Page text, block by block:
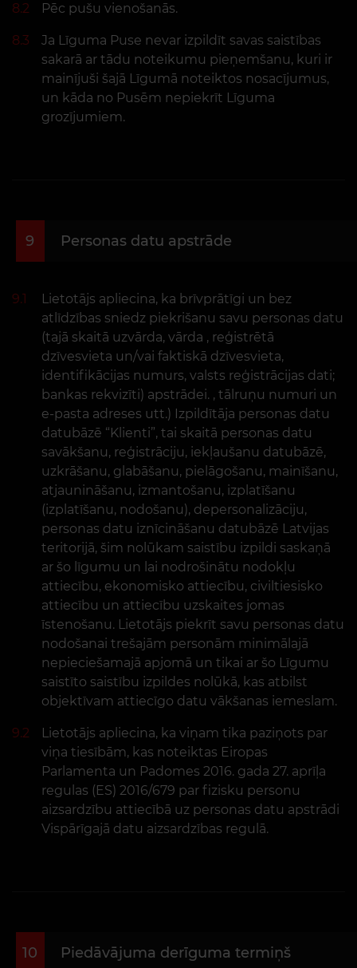
8.2 Pēc pušu vienošanās.
8.3
Ja Līguma Puse nevar izpildīt savas saistības
sakarā ar tādu noteikumu pieņemšanu, kuri ir
mainījuši šajā Līgumā noteiktos nosacījumus,
un kāda no Pusēm nepiekrīt Līguma
grozījumiem.
9 Personas datu apstrāde
9.1
Lietotājs apliecina, ka brīvprātīgi un bez
atlīdzības sniedz piekrišanu savu personas datu
(tajā skaitā uzvārda, vārda , reģistrētā
dzīvesvieta un/vai faktiskā dzīvesvieta,
identifikācijas numurs, valsts reģistrācijas dati;
bankas rekvizīti) apstrādei. , tālruņu numuri un
e-pasta adreses utt.) Izpildītāja personas datu
datubāzē “Klienti”, tai skaitā personas datu
savākšanu, reģistrāciju, iekļaušanu datubāzē,
uzkrāšanu, glabāšanu, pielāgošanu, mainīšanu,
atjaunināšanu, izmantošanu, izplatīšanu
(izplatīšanu, nodošanu), depersonalizāciju,
personas datu iznīcināšanu datubāzē Latvijas
teritorijā, šim nolūkam saistību izpildi saskaņā
ar šo līgumu un lai nodrošinātu nodokļu
attiecību, ekonomisko attiecību, civiltiesisko
attiecību un attiecību uzskaites jomas
īstenošanu. Lietotājs piekrīt savu personas datu
nodošanai trešajām personām minimālajā
nepieciešamajā apjomā un tikai ar šo Līgumu
saistīto saistību izpildes nolūkā, kas atbilst
objektīvam attiecīgo datu vākšanas iemeslam.
9.2
Lietotājs apliecina, ka viņam tika paziņots par
viņa tiesībām, kas noteiktas Eiropas
Parlamenta un Padomes 2016. gada 27. aprīļa
regulas (ES) 2016/679 par fizisku personu
aizsardzību attiecībā uz personas datu apstrādi
Vispārīgajā datu aizsardzības regulā.
10 Piedāvājuma derīguma termiņš